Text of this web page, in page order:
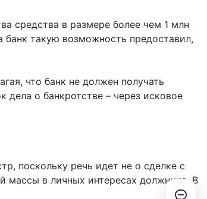
средства в размере более чем 1 млн
банк такую возможность предоставил,
что банк не должен получать
дела о банкротстве – через исковое
поскольку речь идет не о сделке с
массы в личных интересах должника. В